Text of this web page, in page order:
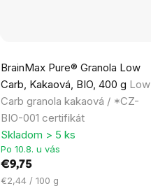
BrainMax Pure® Granola Low
Carb, Kakaová, BIO, 400 g Low
Carb granola kakaová / *CZ-
BIO-001 certifikát
hodnotenie
produktu
je
5,0
z
5
hviezdičiek.
Skladom > 5 ks
Po 10.8. u vás
€9,75
Jednotková
€2,44 / 100 g